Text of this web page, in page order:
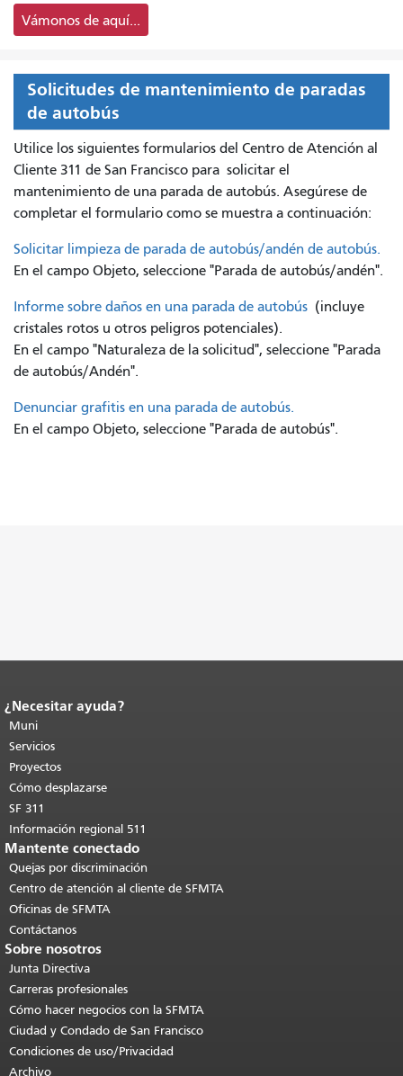
Vámonos de aquí...
Solicitudes de mantenimiento de paradas
de autobús
Utilice los siguientes formularios del Centro de Atención al
Cliente 311 de San Francisco para solicitar el
mantenimiento de una parada de autobús. Asegúrese de
completar el formulario como se muestra a continuación:
Solicitar limpieza de parada de autobús/andén de autobús.
En el campo Objeto, seleccione "Parada de autobús/andén".
Informe sobre daños en una parada de autobús (incluye
cristales rotos u otros peligros potenciales).
En el campo "Naturaleza de la solicitud", seleccione "Parada
de autobús/Andén".
Denunciar grafitis en una parada de autobús.
En el campo Objeto, seleccione "Parada de autobús".
Fin del contenido de la página.
de esta página se repite en todas las
páginas.Volver al principio del
contenido principal
¿Necesitar ayuda?
Muni
Servicios
Proyectos
Cómo desplazarse
SF 311
Información regional 511
Mantente conectado
Quejas por discriminación
Centro de atención al cliente de SFMTA
Oficinas de SFMTA
Contáctanos
Sobre nosotros
Junta Directiva
Carreras profesionales
Cómo hacer negocios con la SFMTA
Ciudad y Condado de San Francisco
Condiciones de uso/Privacidad
Archivo